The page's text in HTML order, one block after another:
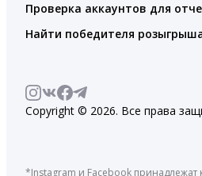
Проверка аккаунтов для
Найти победителя
Copyright © 2026. Все права
*Instagram и Facebook